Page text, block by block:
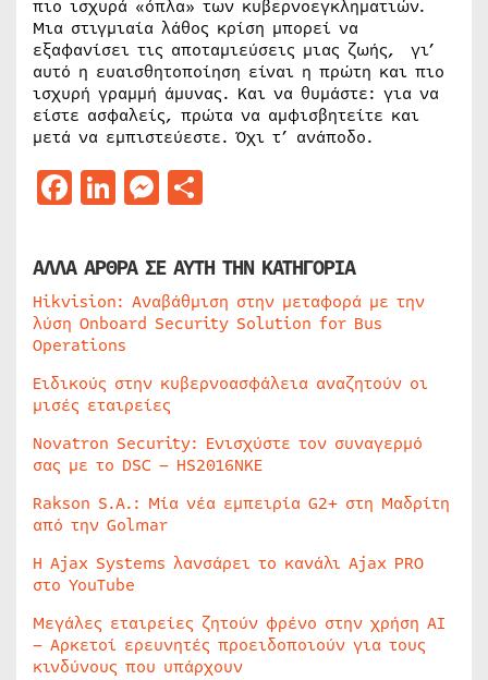
πιο ισχυρά «όπλα» των κυβερνοεγκληματιών.
Μια στιγμιαία λάθος κρίση μπορεί να
εξαφανίσει τις αποταμιεύσεις μιας ζωής, γι’
αυτό η ευαισθητοποίηση είναι η πρώτη και πιο
ισχυρή γραμμή άμυνας. Και να θυμάστε: για να
είστε ασφαλείς, πρώτα να αμφισβητείτε και
μετά να εμπιστεύεστε. Όχι τ’ ανάποδο.
Facebook
LinkedIn
Messenger
ΑΛΛΑ ΑΡΘΡΑ ΣΕ ΑΥΤΗ ΤΗΝ ΚΑΤΗΓΟΡΙΑ
Hikvision: Αναβάθμιση στην μεταφορά με την
λύση Onboard Security Solution for Bus
Operations
Ειδικούς στην κυβερνοασφάλεια αναζητούν οι
μισές εταιρείες
Novatron Security: Ενισχύστε τον συναγερμό
σας με το DSC – HS2016NKE
Rakson S.A.: Μία νέα εμπειρία G2+ στη Μαδρίτη
από την Golmar
Η Ajax Systems λανσάρει το κανάλι Ajax PRO
στο YouTube
Μεγάλες εταιρείες ζητούν φρένο στην χρήση AI
– Αρκετοί ερευνητές προειδοποιούν για τους
κινδύνους που υπάρχουν